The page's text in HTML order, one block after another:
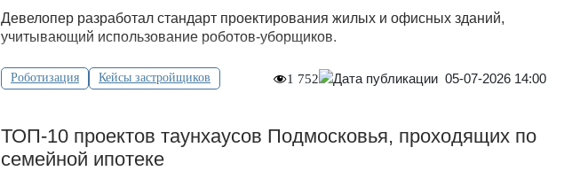
Девелопер разработал стандарт проектирования жилых и офисных зданий,
учитывающий использование роботов-уборщиков.
Роботизация Кейсы застройщиков 1 752 05-07-2026 14:00
ТОП-10 проектов таунхаусов Подмосковья, проходящих по
семейной ипотеке